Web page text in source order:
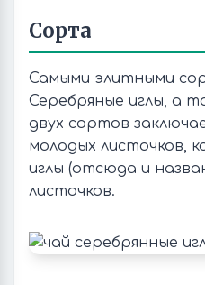
Сорта
Самыми элитными
Серебряные иглы, а
двух сортов
молодых листочков,
иглы (отсюда и
листочков.